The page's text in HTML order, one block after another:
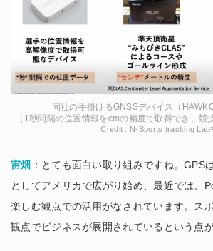
同社の手掛けるGNSSデバイス（
（1秒間隔の位置情報をcmの精度で取得でき、競
Credit : N-Sports tracking Lab
宙畑 ：とても面白い取り組みですね。GPS
としてアメリカで広がり始め、最近では、
楽しむ観点での活用がなされています。ス
観点でビジネスが展開されているという点